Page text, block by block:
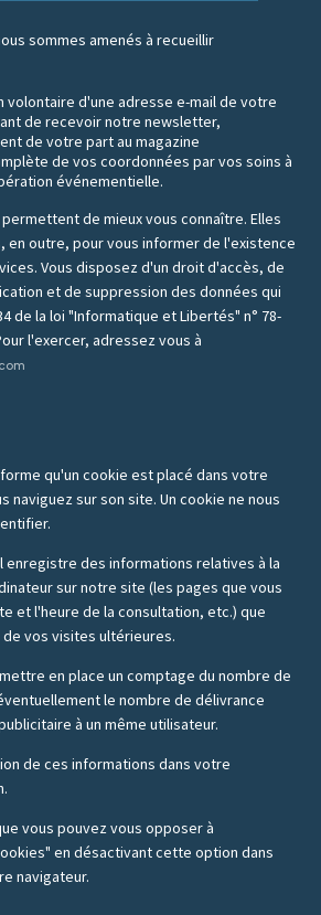
sommes amenés à recueillir
volontaire d'une adresse e-mail de votre
de recevoir notre newsletter,
de votre part au magazine
de vos coordonnées par vos soins à
événementielle.
de mieux vous connaître. Elles
outre, pour vous informer de l'existence
Vous disposez d'un droit d'accès, de
et de suppression des données qui
de la loi "Informatique et Libertés" n° 78-
l'exercer, adressez vous à
qu'un cookie est placé dans votre
naviguez sur son site. Un cookie ne nous
enregistre des informations relatives à la
sur notre site (les pages que vous
et l'heure de la consultation, etc.) que
vos visites ultérieures.
en place un comptage du nombre de
le nombre de délivrance
à un même utilisateur.
de ces informations dans votre
vous pouvez vous opposer à
en désactivant cette option dans
navigateur.